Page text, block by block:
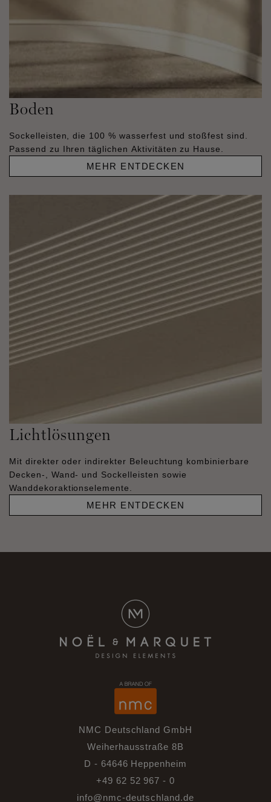
Boden
Sockelleisten, die 100 % wasserfest und stoßfest sind.
Passend zu Ihren täglichen Aktivitäten zu Hause.
MEHR ENTDECKEN
Lichtlösungen
Mit direkter oder indirekter Beleuchtung kombinierbare
Decken-, Wand- und Sockelleisten sowie
Wanddekoraktionselemente.
MEHR ENTDECKEN
NMC Deutschland GmbH
Weiherhausstraße 8B
D - 64646 Heppenheim
+49 62 52 967 - 0
info@nmc-deutschland.de